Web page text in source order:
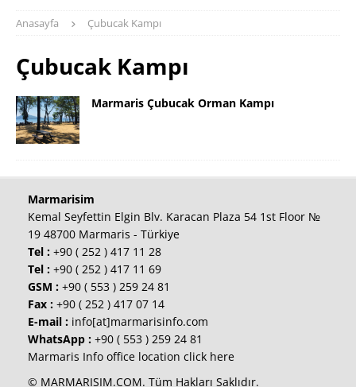
Anasayfa Çubucak Kampı
Çubucak Kampı
Marmaris Çubucak Orman Kampı
Marmarisim
Kemal Seyfettin Elgin Blv. Karacan Plaza 54 1st Floor №
19 48700 Marmaris - Türkiye
Tel : +90 ( 252 ) 417 11 28
Tel : +90 ( 252 ) 417 11 69
GSM : +90 ( 553 ) 259 24 81
Fax : +90 ( 252 ) 417 07 14
E-mail : info[at]marmarisinfo.com
WhatsApp : +90 ( 553 ) 259 24 81
Marmaris Info office location click here
© MARMARISIM.COM. Tüm Hakları Saklıdır.